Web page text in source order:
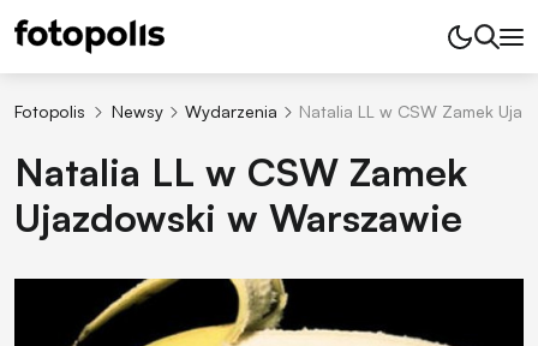
Fotopolis Newsy Wydarzenia Natalia LL w CSW Zamek
Natalia LL w CSW Zamek
Ujazdowski w Warszawie